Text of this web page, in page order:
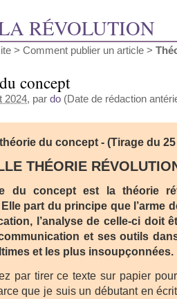
RÉVOLUTION
> Comment publier un article >
concept
2024, par do (Date de rédaction
du concept - (Tirage du
THÉORIE
du concept est la théorie
part du principe que l’arme
l’analyse de celle-ci doit
et ses outils
et les plus insoupçonnées.
par tirer ce texte sur papier
que je suis un débutant en